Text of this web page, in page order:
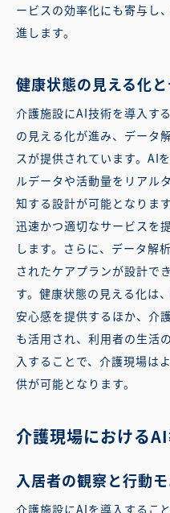
ービスの効率化にも寄与し
進します。
健康状態の見える化
介護施設にAI技術を導入す
の見える化が進み、データ
スが提供されています。AI
ルデータや活動量をリアル
知する設計が可能となりま
迅速かつ適切なサービスを
します。さらに、データ解
されたケアプランが設計で
す。健康状態の見える化は
安心感を提供するほか、介
も活用され、利用者の生活
入することで、介護現場は
供が可能となります。
介護現場における
入居者の観察と行動
介護施設にAIを導入するこ